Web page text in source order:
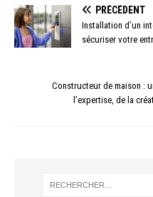
PRÉCÉDENT
Installation d’un
sécuriser votre
Constructeur de maison :
l’expertise, de la